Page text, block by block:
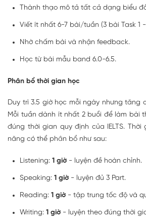
Thành thạo mô tả tất cả dạng biểu
Viết ít nhất 6-7 bài/tuần (3 bài Task 1
Nhờ chấm bài và nhận feedback.
Học từ bài mẫu band 6.0-6.5.
Phân bổ thời gian học
Duy trì 3.5 giờ học mỗi ngày nhưng tăng
Mỗi tuần dành ít nhất 2 buổi để làm bài
đúng thời gian quy định của IELTS.
năng có thể phân bổ như sau:
Listening: 1 giờ - luyện đề hoàn chỉnh.
Speaking: 1 giờ - luyện đủ 3 Part.
Reading: 1 giờ - tập trung tốc độ và
Writing: 1 giờ - luyện theo đúng thời